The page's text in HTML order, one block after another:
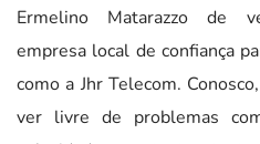
Ermelino Matarazzo de
empresa local de confiança
como a Jhr Telecom.
ver livre de problemas